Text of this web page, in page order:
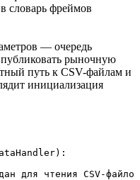
словарь фреймов
— очередь
рыночную
путь к CSV-файлам и
инициализация
для чтения CSV-